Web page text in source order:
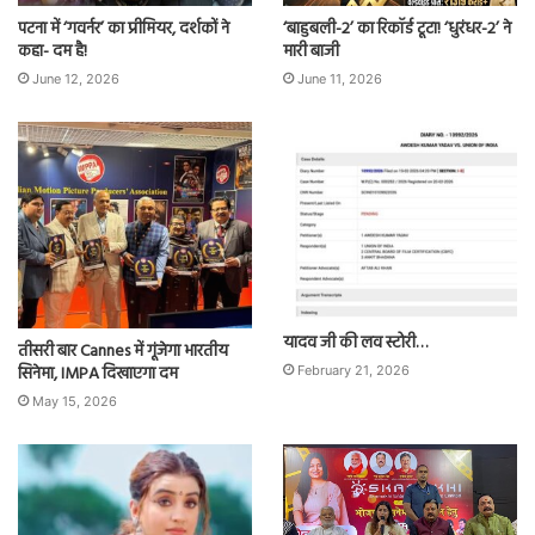
पटना में ‘गवर्नर’ का प्रीमियर, दर्शकों ने
कहा- दम है!
June 12, 2026
‘बाहुबली-2’ का रिकॉर्ड टूटा! ‘धुरंधर-2’ ने
मारी बाजी
June 11, 2026
तीसरी बार Cannes में गूंजेगा भारतीय
सिनेमा, IMPA दिखाएगा दम
May 15, 2026
यादव जी की लव स्टोरी…
February 21, 2026